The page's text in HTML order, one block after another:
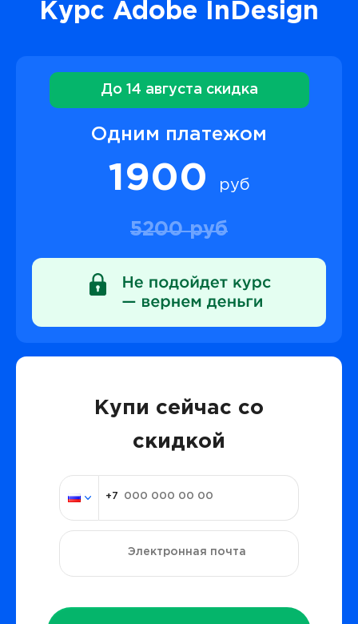
Курс Adobe InDesign
До 14 августа скидка
Одним платежом
1900 руб
5200 руб
Купи сейчас со
скидкой